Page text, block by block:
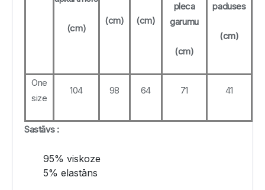
(cm)
(cm) (cm)
pleca
garumu
(cm)
paduses
(cm)
One
size
104 98 64 71 41
Sastāvs :
95% viskoze
5% elastāns